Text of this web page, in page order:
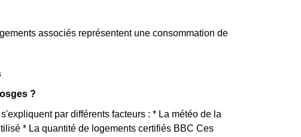
associés représentent une consommation de
?
par différents facteurs : * La météo de la
* La quantité de logements certifiés BBC Ces